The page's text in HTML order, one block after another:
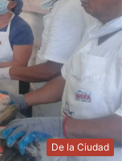
De la Ciudad